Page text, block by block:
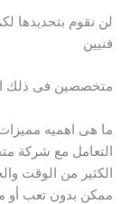
لن نقوم بتحديدها
فنيين
متخصصين فى ذلك
ما هى اهميه
التعامل مع شركة
الكثير من الوقت
ممكن بدون تعب أو